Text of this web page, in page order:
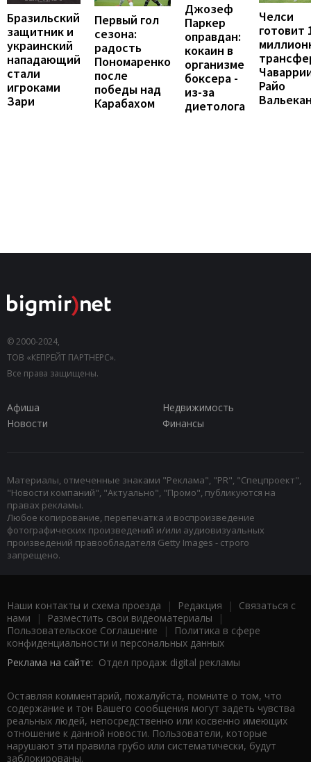
Бразильский
защитник и
украинский
нападающий
стали
игроками
Зари
Первый гол
сезона:
радость
Пономаренко
после
победы над
Карабахом
Джозеф
Паркер
оправдан:
кокаин в
организме
боксера -
из-за
диетолога
Челси
готовит
Райо
© 2000-2024,
ТОВ «КЕПРЕЙТ ПАРТНЕРС».
Все права защищены.
Афиша
Недвижимость
Новости
Финансы
Материалы, отмеченные знаками "Реклама", "PR", "Спецпроект",
"Новости компаний", "Актуально", "Промо", публикуются на
правах рекламы.
Любое копирование, перепечатка и воспроизведение
фотографических произведений и/или аудиовизуальных
произведений правообладателя Getty Images - строго
запрещено.
Наши контакты и схема проезда | Редакция | Связаться с
нами | Разместить свои видеоматериалы |
Пользовательское Соглашение |
Политика в сфере
конфиденциальности и персональных данных
Реклама на сайте: Отдел продаж digital рекламы
Оставляя комментарий, пожалуйста, помните о том, что
содержание и тон Вашего сообщения могут задеть чувства
реальных людей, непосредственно или косвенно имеющих
отношение к данной новости. Пользователи, которые
нарушают эти правила грубо или систематически, будут
заблокированы.